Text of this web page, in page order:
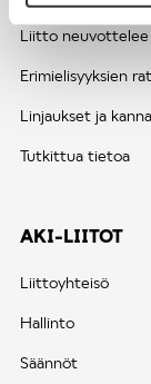
Liitto neuvottelee
Erimielisyyksien
Linjaukset ja
Tutkittua tietoa
AKI-LIITOT
Liittoyhteisö
Hallinto
Säännöt